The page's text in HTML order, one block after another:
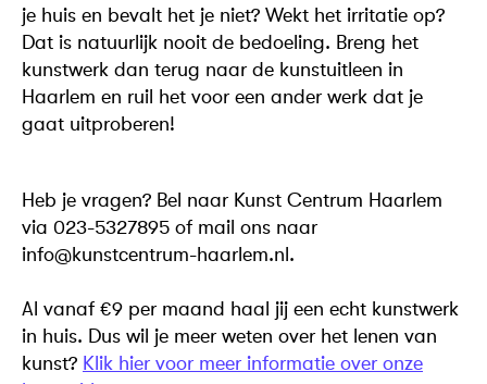
je huis en bevalt het je niet? Wekt het irritatie op?
Dat is natuurlijk nooit de bedoeling. Breng het
kunstwerk dan terug naar de kunstuitleen in
Haarlem en ruil het voor een ander werk dat je
gaat uitproberen!
Heb ­je ­vragen? ­Bel­ naar ­Kunst­ Centrum Haarlem
via­ 023-5327895­ of ­mail ­ons naar
info@kunstcentrum-haarlem.nl.
Al vanaf €9 per maand haal jij een echt kunstwerk
in huis. Dus wil je meer weten over het lenen van
kunst? Klik hier voor meer informatie over onze